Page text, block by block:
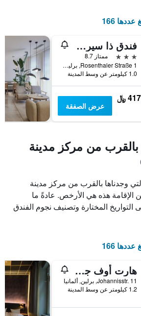
166
فندق ذا سيركوس
3 نجوم
ممتاز 8.7
Rosenthaler Straße 1, برلين, ألمانيا
1.0 كيلومتر عن وسط المدينة
417 ﷼
عرض الصفقة
من مركز مدينة
وجدناها بالقرب من مركز مدينة
الإقامة هذه هي الأرخص. عادةً ما
التواريخ المختارة وتصنيف نجوم الفندق
166
هارت أوف جولد هوستل برلين
Johannisstr. 11, برلين, ألمانيا
1.2 كيلومتر عن وسط المدينة